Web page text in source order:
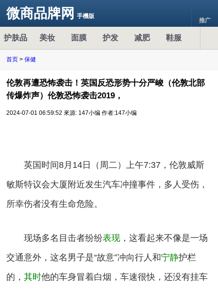
微商品牌网 手機版
推广
护肤品 美妆 面膜 护发 减肥 鞋服
首页 > 保健
伦敦再遭恐怖袭击！英国反恐形势十分严峻（伦敦北部
传爆炸声）伦敦恐怖袭击2019，
2024-07-01 06:59:52 來源: 147小编 作者:147小编
英国时间8月14日（周二）上午7:37，伦敦威斯
敏斯特议会大厦附近发生汽车冲撞事件，多人受伤，
所幸伤者没有生命危险。
现场多名目击者纷纷表现 ，这看起来不像是一场
交通意外，这名男子是“故意”冲向行人和宁静护栏
的， 其时他的车身冒着白烟，车速很快，还没有挂车